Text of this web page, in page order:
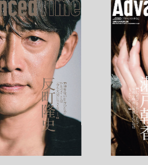
アクティビティの意外な視点、新たな
感覚で味わうニューヨークの魅力
超絶技巧が生み出すエナメル工芸
のアートピース